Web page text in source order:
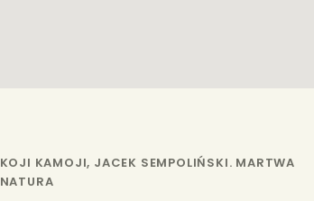
KOJI KAMOJI, JACEK SEMPOLIŃSKI. MARTWA
NATURA